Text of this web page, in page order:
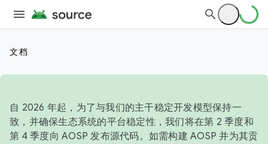
文档
自 2026 年起，为了与我们的主干稳定开发模型保持一
致，并确保生态系统的平台稳定性，我们将在第 2 季度和
第 4 季度向 AOSP 发布源代码。如需构建 AOSP 并为其贡